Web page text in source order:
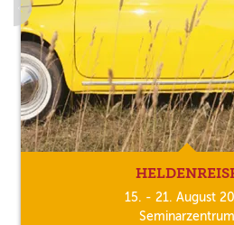
15. - 21. August
Seminarzentrum